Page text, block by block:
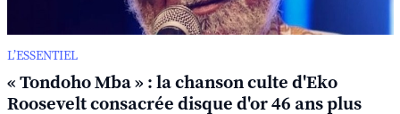
L’ESSENTIEL
« Tondoho Mba » : la chanson culte d'Eko
Roosevelt consacrée disque d'or 46 ans plus